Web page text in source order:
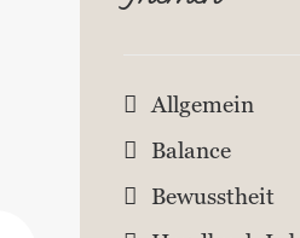
Allgemein
Balance
Bewusstheit